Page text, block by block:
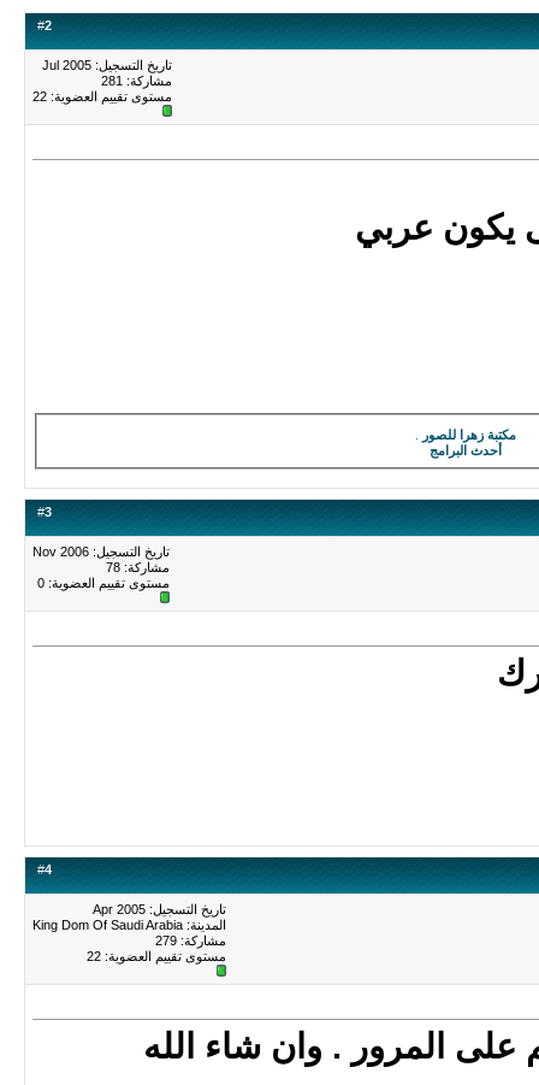
#2
تاريخ التسجيل: Jul 2005
مشاركة: 281
مستوى تقييم العضوية: 22
يكون عربي
مكتبة زهرا للصور
أحدث البرامج
#3
تاريخ التسجيل: Nov 2006
مشاركة: 78
مستوى تقييم العضوية: 0
#4
تاريخ التسجيل: Apr 2005
المدينة: King Dom Of Saudi Arabia
مشاركة: 279
مستوى تقييم العضوية: 22
على المرور . وان شاء الله